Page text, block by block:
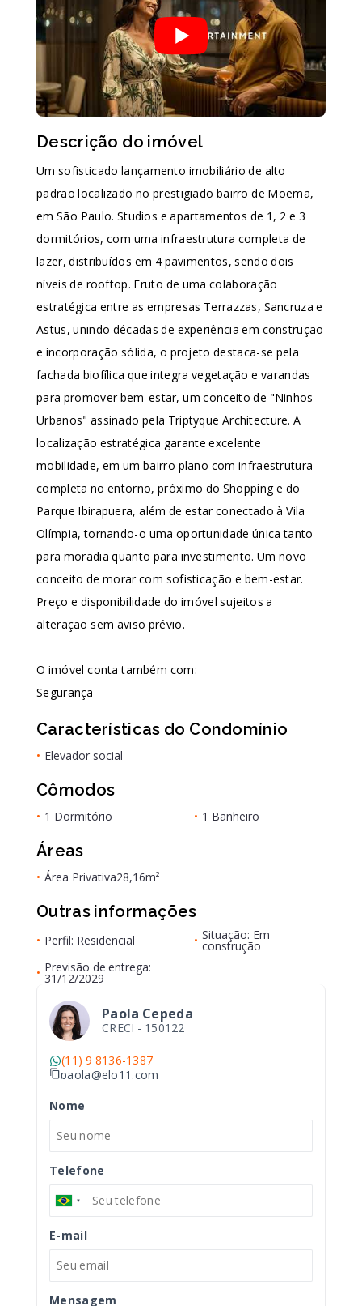
Descrição do imóvel
Um sofisticado lançamento imobiliário de alto
padrão localizado no prestigiado bairro de Moema,
em São Paulo. Studios e apartamentos de 1, 2 e 3
dormitórios, com uma infraestrutura completa de
lazer, distribuídos em 4 pavimentos, sendo dois
níveis de rooftop. Fruto de uma colaboração
estratégica entre as empresas Terrazzas, Sancruza e
Astus, unindo décadas de experiência em construção
e incorporação sólida, o projeto destaca-se pela
fachada biofílica que integra vegetação e varandas
para promover bem-estar, um conceito de "Ninhos
Urbanos" assinado pela Triptyque Architecture. A
localização estratégica garante excelente
mobilidade, em um bairro plano com infraestrutura
completa no entorno, próximo do Shopping e do
Parque Ibirapuera, além de estar conectado à Vila
Olímpia, tornando-o uma oportunidade única tanto
para moradia quanto para investimento. Um novo
conceito de morar com sofisticação e bem-estar.
Preço e disponibilidade do imóvel sujeitos a
alteração sem aviso prévio.
O imóvel conta também com:
Segurança
Características do Condomínio
• Elevador social
Cômodos
• 1 Dormitório • 1 Banheiro
Áreas
• Área Privativa28,16m²
Outras informações
• Perfil: Residencial • Situação: Em
construção
• Previsão de entrega:
31/12/2029
Paola Cepeda
CRECI - 150122
(11) 9 8136-1387
paola@elo11.com
Nome
Telefone
E-mail
Mensagem